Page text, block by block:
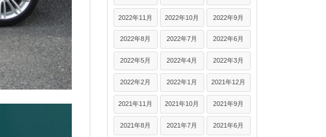
2022年11月 2022年10月 2022年9月
2022年8月 2022年7月 2022年6月
2022年5月 2022年4月 2022年3月
2022年2月 2022年1月 2021年12月
2021年11月 2021年10月 2021年9月
2021年8月 2021年7月 2021年6月